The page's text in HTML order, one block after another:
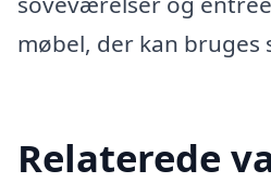
møbel, der kan bruges
Relaterede